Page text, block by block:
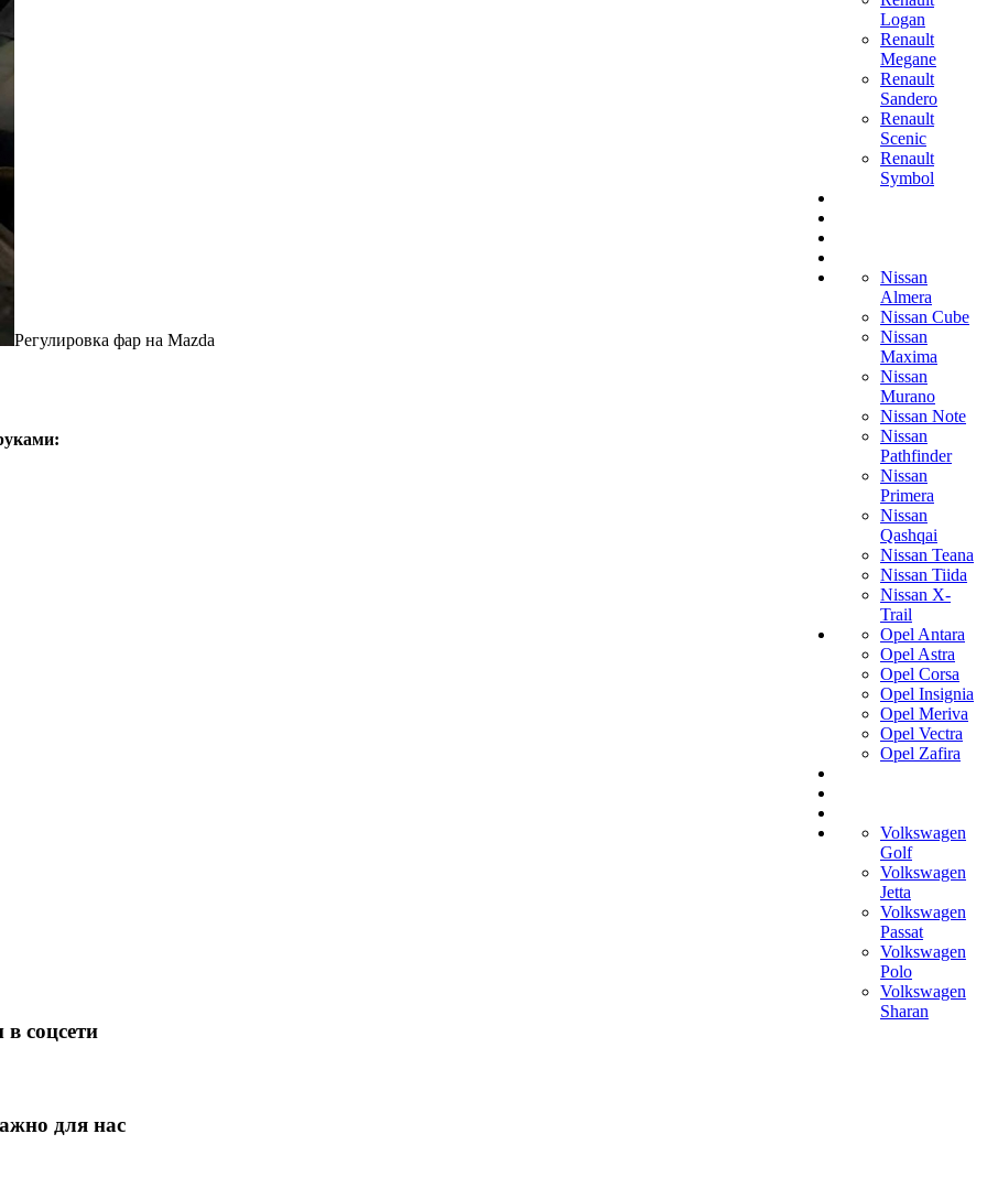
Регулировка фар на Mazda
соцсети
для нас
Logan
Renault
Megane
Renault
Sandero
Renault
Scenic
Renault
Symbol
Nissan
Almera
Nissan Cube
Nissan
Maxima
Nissan
Murano
Nissan Note
Nissan
Pathfinder
Nissan
Primera
Nissan
Qashqai
Nissan Teana
Nissan Tiida
Nissan X-
Trail
Opel Antara
Opel Astra
Opel Corsa
Opel Insignia
Opel Meriva
Opel Vectra
Opel Zafira
Volkswagen
Golf
Volkswagen
Jetta
Volkswagen
Passat
Volkswagen
Polo
Volkswagen
Sharan